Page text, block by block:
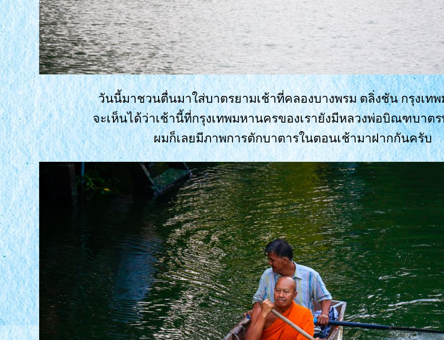
วันนี้มาชวนตื่นมาใส่บาตรยามเช้าที่คลองบางพรม ตลิ่งชัน กรุงเท
จะเห็นได้ว่าเช้านี้ที่กรุงเทพมหานครของเรายังมีหลวงพ่อบิณฑบาต
ผมก็เลยมีภาพการตักบาตารในตอนเช้ามาฝากกันครับ